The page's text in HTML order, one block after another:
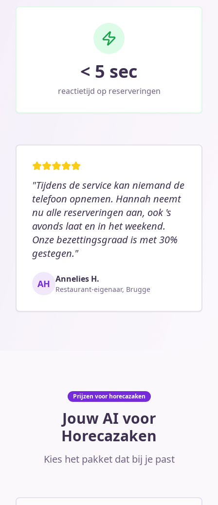
< 5 sec
reactietijd op reserveringen
"Tijdens de service kan niemand de
telefoon opnemen. Hannah neemt
nu alle reserveringen aan, ook 's
avonds laat en in het weekend.
Onze bezettingsgraad is met 30%
gestegen."
AH Annelies H.
Restaurant-eigenaar, Brugge
Prijzen voor horecazaken
Jouw AI voor
Horecazaken
Kies het pakket dat bij je past